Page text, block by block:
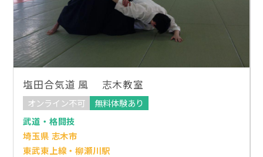
塩田合気道 風 志木教室
オンライン不可
無料体験あり
武道・格闘技
埼玉県 志木市
東武東上線・柳瀬川駅